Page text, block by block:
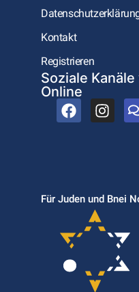
Kontakt
Registrieren
Soziale
Online
Für Juden und Bnei